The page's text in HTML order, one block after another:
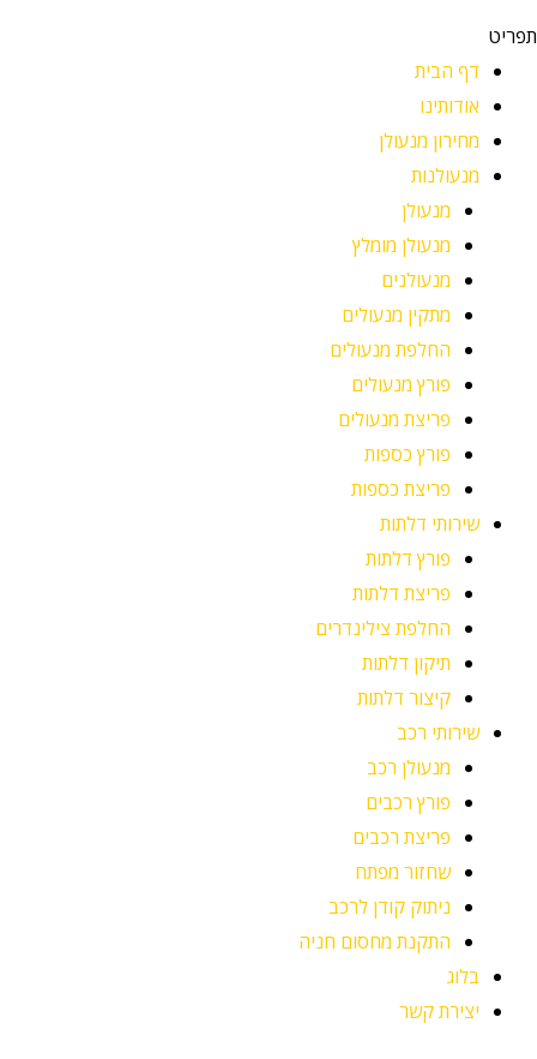
תפריט
דף הבית
אודותינו
מחירון מנעולן
מנעולנות
מנעולן
מנעולן מומלץ
מנעולנים
מתקין מנעולים
החלפת מנעולים
פורץ מנעולים
פריצת מנעולים
פורץ כספות
פריצת כספות
שירותי דלתות
פורץ דלתות
פריצת דלתות
החלפת צילינדרים
תיקון דלתות
קיצור דלתות
שירותי רכב
מנעולן רכב
פורץ רכבים
פריצת רכבים
שחזור מפתח
ניתוק קודן לרכב
התקנת מחסום חניה
בלוג
יצירת קשר